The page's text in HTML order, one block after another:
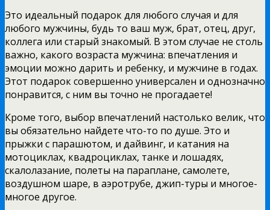
Это идеальный подарок для любого случая и для
любого мужчины, будь то ваш муж, брат, отец, друг,
коллега или старый знакомый. В этом случае не столь
важно, какого возраста мужчина: впечатления и
эмоции можно дарить и ребенку, и мужчине в годах.
Этот подарок совершенно универсален и однозначно
понравится, с ним вы точно не прогадаете!
Кроме того, выбор впечатлений настолько велик, что
вы обязательно найдете что-то по душе. Это и
прыжки с парашютом, и дайвинг, и катания на
мотоциклах, квадроциклах, танке и лошадях,
скалолазание, полеты на параплане, самолете,
воздушном шаре, в аэротрубе, джип-туры и многое-
многое другое.